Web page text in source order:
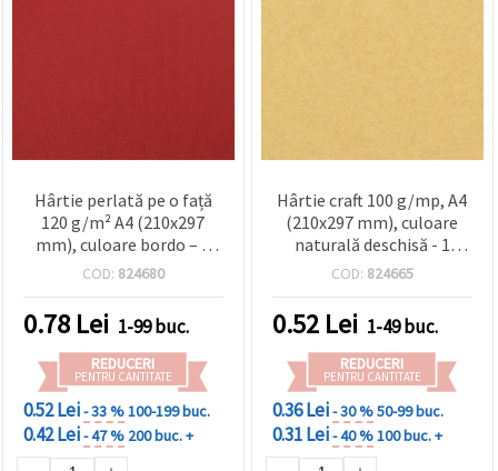
Hârtie perlată pe o față
120 g/m² A4 (210x297
mm), culoare bordo – 1
coală
COD: 824680
0.78 Lei 1-99 buc.
REDUCERI
PENTRU CANTITATE
0.52 Lei- 33 %100-199 buc.
0.42 Lei- 47 % 200 buc. +
Hârtie craft 100 g/mp, A4
(210x297 mm), culoare
naturală deschisă - 1
bucată
COD: 824665
0.52 Lei 1-49 buc.
REDUCERI
PENTRU CANTITATE
0.36 Lei- 30 %50-99 buc.
0.31 Lei- 40 %100 buc. +